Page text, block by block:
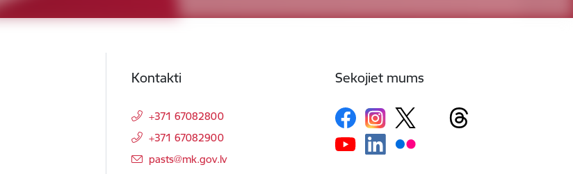
Kontakti
+371 67082800
+371 67082900
E-pasts:
pasts@mk.gov.lv
Sekojiet mums